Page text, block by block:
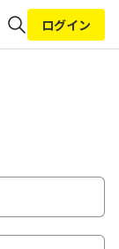
ログイン